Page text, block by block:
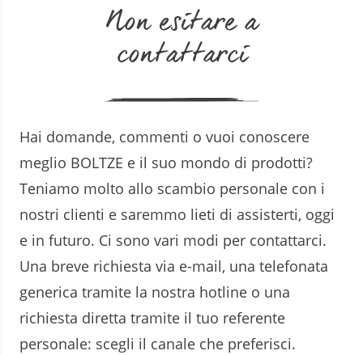
Non esitare a
contattarci
Hai domande, commenti o vuoi conoscere
meglio BOLTZE e il suo mondo di prodotti?
Teniamo molto allo scambio personale con i
nostri clienti e saremmo lieti di assisterti, oggi
e in futuro. Ci sono vari modi per contattarci.
Una breve richiesta via e-mail, una telefonata
generica tramite la nostra hotline o una
richiesta diretta tramite il tuo referente
personale: scegli il canale che preferisci.